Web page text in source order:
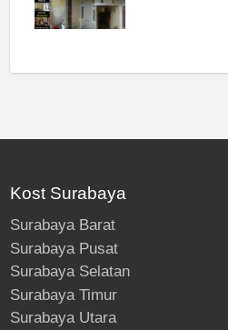
Kost Surabaya
Surabaya Barat
Surabaya Pusat
Surabaya Selatan
Surabaya Timur
Surabaya Utara